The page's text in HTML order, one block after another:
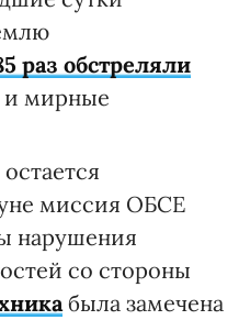
раз обстреляли
и мирные
миссия ОБСЕ
нарушения
со стороны
была замечена